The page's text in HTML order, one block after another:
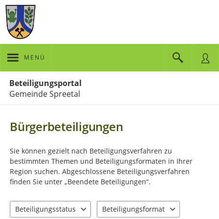
MENÜ
Beteiligungsportal
Gemeinde Spreetal
Bürgerbeteiligungen
Sie können gezielt nach Beteiligungsverfahren zu
bestimmten Themen und Beteiligungsformaten in Ihrer
Region suchen. Abgeschlossene Beteiligungsverfahren
finden Sie unter „Beendete Beteiligungen“.
Beteiligungsstatus
Beteiligungsformat